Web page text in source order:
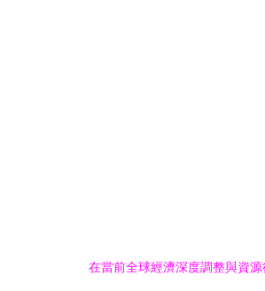
在當前全球經濟深度調整與資